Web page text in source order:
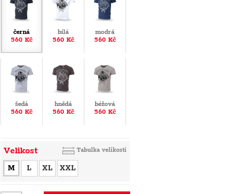
černá
560 Kč
bílá
560 Kč
modrá
560 Kč
šedá
560 Kč
hnědá
560 Kč
béžová
560 Kč
Velikost Tabulka velikostí
M L XL XXL